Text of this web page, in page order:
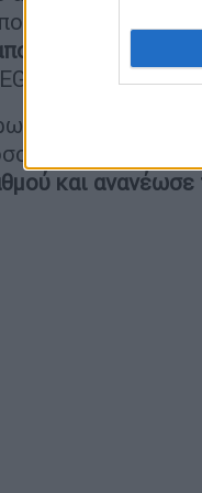
της
και τους
και